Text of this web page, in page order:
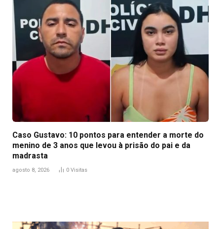
Caso Gustavo: 10 pontos para entender a morte do
menino de 3 anos que levou à prisão do pai e da
madrasta
agosto 8, 2026 0 Visitas